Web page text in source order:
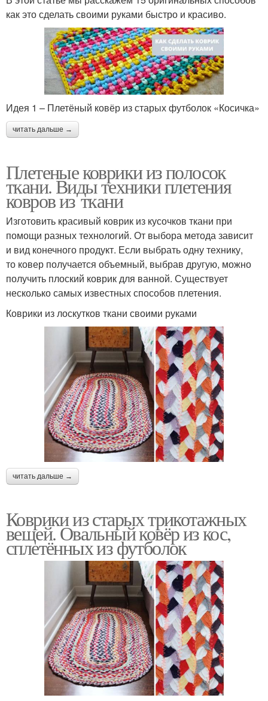
как это сделать своими руками быстро и красиво.
Идея 1 – Плетёный ковёр из старых футболок «Косичка»
читать дальше →
Плетеные коврики из полосок
ткани. Виды техники плетения
ковров из ткани
Изготовить красивый коврик из кусочков ткани при
помощи разных технологий. От выбора метода зависит
и вид конечного продукт. Если выбрать одну технику,
то ковер получается объемный, выбрав другую, можно
получить плоский коврик для ванной. Существует
несколько самых известных способов плетения.
Коврики из лоскутков ткани своими руками
читать дальше →
Коврики из старых трикотажных
вещей. Овальный ковёр из кос,
сплетённых из футболок